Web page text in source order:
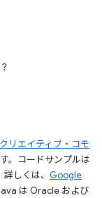
クリエイティブ・コモ
。コードサンプルは
しくは、 Google
は Oracle および